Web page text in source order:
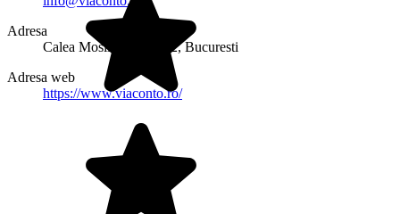
Adresa
Calea Mosilor 21, etaj 2, Bucuresti
Adresa web
https://www.viaconto.ro/